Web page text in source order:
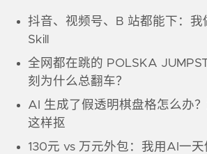
抖音、视频号、B 站都能下：我
Skill
全网都在跳的 POLSKA
刻为什么总翻车？
AI 生成了假透明棋盘格怎么办
这样抠
130元 vs 万元外包：我用AI一